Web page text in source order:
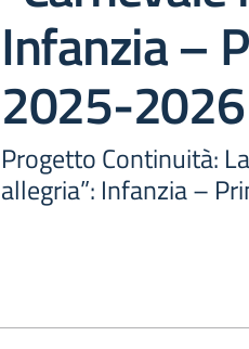
Infanzia –
2025-2026
Progetto Continuità:
allegria”: Infanzia –